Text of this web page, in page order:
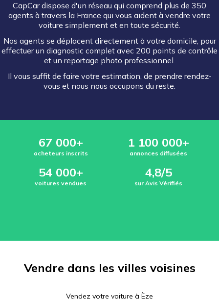
CapCar dispose d'un réseau qui comprend plus de 350
agents à travers la France qui vous aident à vendre votre
voiture simplement et en toute sécurité.
Nos agents se déplacent directement à votre domicile, pour
effectuer un diagnostic complet avec 200 points de contrôle
et un reportage photo professionnel.
Il vous suffit de faire votre estimation, de prendre rendez-
vous et nous nous occupons du reste.
67 000+
acheteurs inscrits
1 100 000+
annonces diffusées
54 000+
voitures vendues
4,8/5
sur Avis Vérifiés
Vendre dans les villes voisines
Vendez votre voiture à Èze